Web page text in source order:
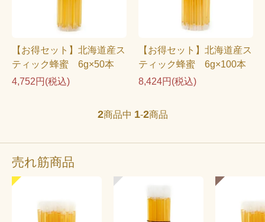
【お得セット】北海道産ス
ティック蜂蜜 6g×50本
4,752円(税込)
【お得セット】北海道産ス
ティック蜂蜜 6g×100本
8,424円(税込)
2商品中 1-2商品
売れ筋商品